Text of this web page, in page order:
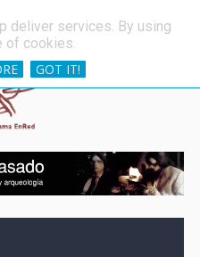
deliver services. By using
of cookies.
GOT IT!